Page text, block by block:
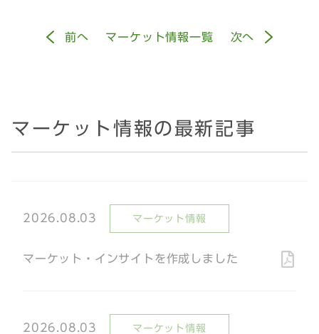
前へ マーケット情報一覧 次へ
マーケット情報の最新記事
2026.08.03 マーケット情報
マーケット・インサイトを作成しました
2026.08.03 マーケット情報